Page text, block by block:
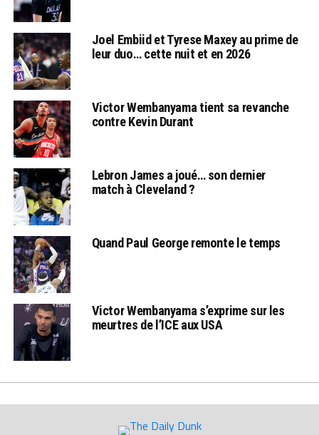
Joel Embiid et Tyrese Maxey au prime de
leur duo… cette nuit et en 2026
Victor Wembanyama tient sa revanche
contre Kevin Durant
Lebron James a joué… son dernier
match à Cleveland ?
Quand Paul George remonte le temps
Victor Wembanyama s’exprime sur les
meurtres de l’ICE aux USA